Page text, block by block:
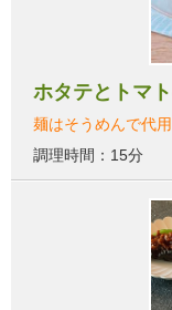
ホタテとトマ
麺はそうめんで代
調理時間：15分